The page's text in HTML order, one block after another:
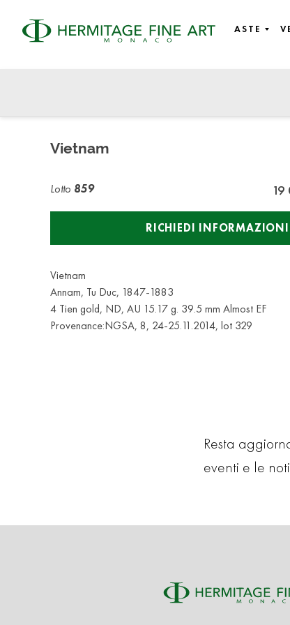
ASTE
Vietnam
Lotto 859 19
RICHIEDI INFORMAZIONI
Vietnam
Annam, Tu Duc, 1847-1883
4 Tien gold, ND, AU 15.17 g. 39.5 mm Almost EF
Provenance:NGSA, 8, 24-25.11.2014, lot 329
Resta
eventi e le